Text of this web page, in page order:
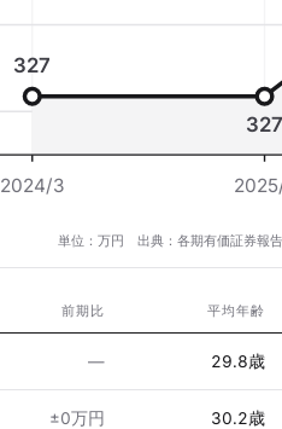
327
2024/3
単位：万円 出典：各期有価証券報
前期比 平均年齢
— 29.8歳
±0万円 30.2歳